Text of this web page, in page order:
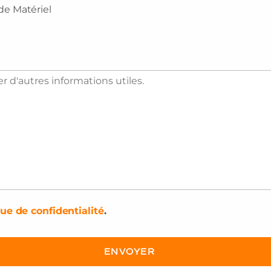
Matériel
de confidentialité.